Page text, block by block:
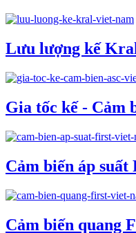
Lưu lượng kế
Gia tốc kế - Cảm
Cảm biến áp
Cảm biến quang